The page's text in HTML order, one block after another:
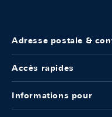
Adresse postale &
Accès rapides
Informations pour